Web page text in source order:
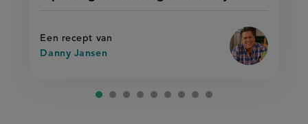
met
rijst'
Een recept van
Danny Jansen
recept
met
rijst